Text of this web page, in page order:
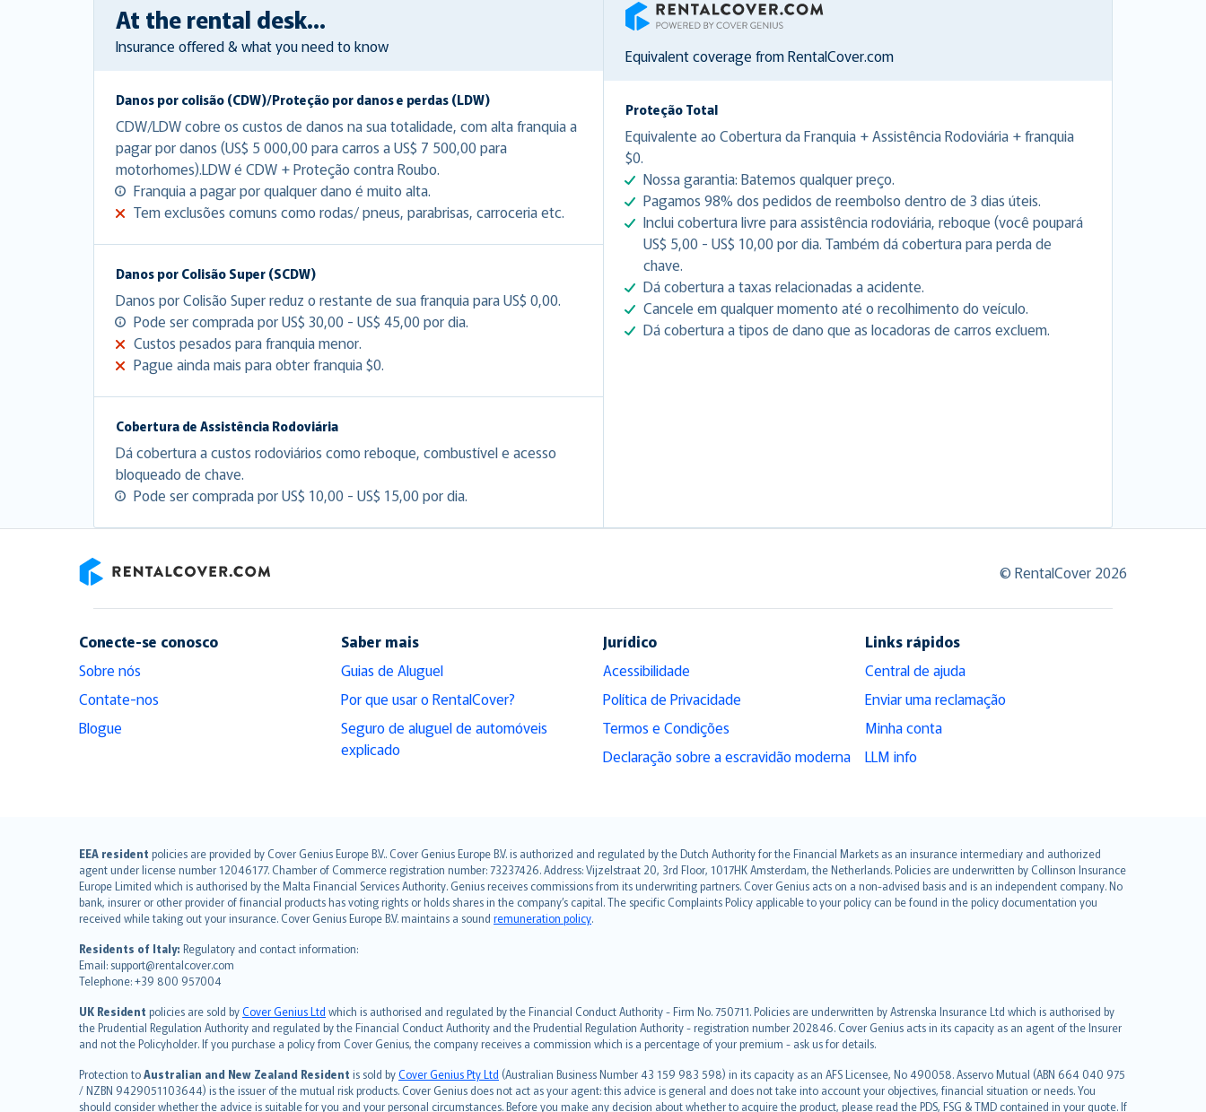
At the rental desk...
Insurance offered & what you need to know
Danos por colisão (CDW)/Proteção por danos e perdas (LDW)
CDW/LDW cobre os custos de danos na sua totalidade, com alta franquia a
pagar por danos (US$ 5 000,00 para carros a US$ 7 500,00 para
motorhomes).LDW é CDW + Proteção contra Roubo.
Franquia a pagar por qualquer dano é muito alta.
Tem exclusões comuns como rodas/ pneus, parabrisas, carroceria etc.
Danos por Colisão Super (SCDW)
Danos por Colisão Super reduz o restante de sua franquia para US$ 0,00.
Pode ser comprada por US$ 30,00 - US$ 45,00 por dia.
Custos pesados para franquia menor.
Pague ainda mais para obter franquia $0.
Cobertura de Assistência Rodoviária
Dá cobertura a custos rodoviários como reboque, combustível e acesso
bloqueado de chave.
Pode ser comprada por US$ 10,00 - US$ 15,00 por dia.
RentalCover
Equivalent coverage from RentalCover.com
Proteção Total
Equivalente ao Cobertura da Franquia + Assistência Rodoviária + franquia
$0.
Nossa garantia: Batemos qualquer preço.
Pagamos 98% dos pedidos de reembolso dentro de 3 dias úteis.
Inclui cobertura livre para assistência rodoviária, reboque (você poupará
US$ 5,00 - US$ 10,00 por dia. Também dá cobertura para perda de
chave.
Dá cobertura a taxas relacionadas a acidente.
Cancele em qualquer momento até o recolhimento do veículo.
Dá cobertura a tipos de dano que as locadoras de carros excluem.
© RentalCover 2026
Conecte-se conosco
Sobre nós
Contate-nos
Blogue
Saber mais
Guias de Aluguel
Por que usar o RentalCover?
Seguro de aluguel de automóveis
explicado
Jurídico
Acessibilidade
Política de Privacidade
Termos e Condições
Declaração sobre a escravidão moderna
Links rápidos
Central de ajuda
Enviar uma reclamação
Minha conta
LLM info
EEA resident policies are provided by Cover Genius Europe B.V.. Cover Genius Europe B.V. is authorized and regulated by the Dutch Authority for the Financial Markets as an insurance intermediary and authorized
agent under license number 12046177. Chamber of Commerce registration number: 73237426. Address: Vijzelstraat 20, 3rd Floor, 1017HK Amsterdam, the Netherlands. Policies are underwritten by Collinson Insurance
Europe Limited which is authorised by the Malta Financial Services Authority. Genius receives commissions from its underwriting partners. Cover Genius acts on a non-advised basis and is an independent company. No
bank, insurer or other provider of financial products has voting rights or holds shares in the company’s capital. The specific Complaints Policy applicable to your policy can be found in the policy documentation you
received while taking out your insurance. Cover Genius Europe B.V. maintains a sound remuneration policy.
Residents of Italy: Regulatory and contact information:
Email: support@rentalcover.com
Telephone: +39 800 957004
UK Resident policies are sold byCover Genius Ltd which is authorised and regulated by the Financial Conduct Authority - Firm No. 750711. Policies are underwritten by Astrenska Insurance Ltd which is authorised by
the Prudential Regulation Authority and regulated by the Financial Conduct Authority and the Prudential Regulation Authority - registration number 202846. Cover Genius acts in its capacity as an agent of the Insurer
and not the Policyholder. If you purchase a policy from Cover Genius, the company receives a commission which is a percentage of your premium - ask us for details.
Protection toAustralian and New Zealand Resident is sold byCover Genius Pty Ltd (Australian Business Number 43 159 983 598) in its capacity as an AFS Licensee, No 490058. Asservo Mutual (ABN 664 040 975
/ NZBN 9429051103644) is the issuer of the mutual risk products. Cover Genius does not act as your agent: this advice is general and does not take into account your objectives, financial situation or needs. You
should consider whether the advice is suitable for you and your personal circumstances. Before you make any decision about whether to acquire the product, please read the PDS, FSG & TMD contained in your quote. If
English (UK)
English (US)
Deutsch
français
Nederlands
español
italiano
简体中文
繁體中文
Português
polski
עברית